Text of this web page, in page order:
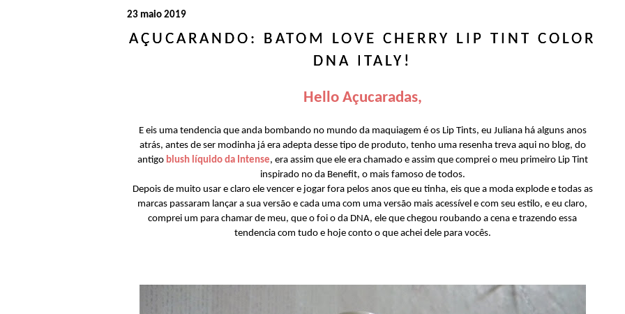
23 maio 2019
AÇUCARANDO: BATOM LOVE CHERRY LIP TINT COLOR
DNA ITALY!
Hello Açucaradas,
E eis uma tendencia que anda bombando no mundo da maquiagem é os Lip Tints, eu Juliana há alguns anos
atrás, antes de ser modinha já era adepta desse tipo de produto, tenho uma resenha treva aqui no blog, do
antigo blush líquido da Intense, era assim que ele era chamado e assim que comprei o meu primeiro Lip Tint
inspirado no da Benefit, o mais famoso de todos.
Depois de muito usar e claro ele vencer e jogar fora pelos anos que eu tinha, eis que a moda explode e todas as
marcas passaram lançar a sua versão e cada uma com uma versão mais acessível e com seu estilo, e eu claro,
comprei um para chamar de meu, que o foi o da DNA, ele que chegou roubando a cena e trazendo essa
tendencia com tudo e hoje conto o que achei dele para vocês.